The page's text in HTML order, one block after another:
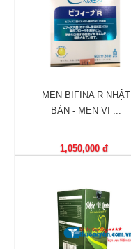
Thuốc
tăng
cân
Não,
Thần
Tim
Gan,
Thận,
Tiêu
hóa
MEN BIFINA R NHẬT
BẢN - MEN VI ...
1,050,000 đ